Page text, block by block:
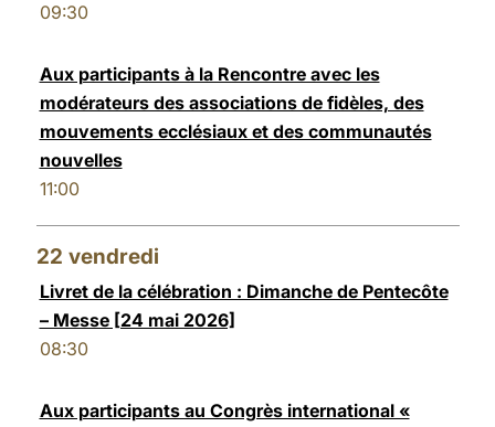
09:30
Aux participants à la Rencontre avec les
modérateurs des associations de fidèles, des
mouvements ecclésiaux et des communautés
nouvelles
11:00
22 vendredi
Livret de la célébration : Dimanche de Pentecôte
– Messe [24 mai 2026]
08:30
Aux participants au Congrès international «